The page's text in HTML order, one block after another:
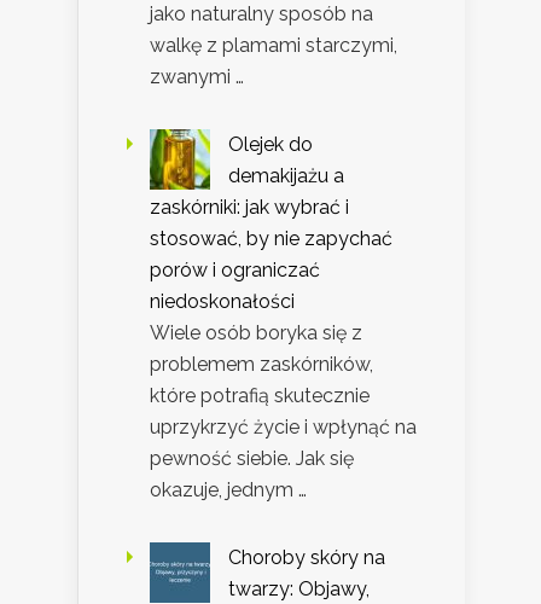
jako naturalny sposób na
walkę z plamami starczymi,
zwanymi …
Olejek do
demakijażu a
zaskórniki: jak wybrać i
stosować, by nie zapychać
porów i ograniczać
niedoskonałości
Wiele osób boryka się z
problemem zaskórników,
które potrafią skutecznie
uprzykrzyć życie i wpłynąć na
pewność siebie. Jak się
okazuje, jednym …
Choroby skóry na
twarzy: Objawy,